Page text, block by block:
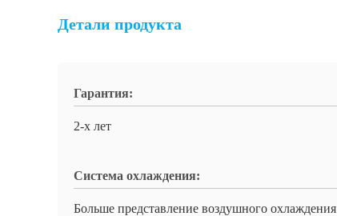
Детали продукта
Гарантия:
2-х лет
Система охлаждения:
Больше представление воздушного охлаждения